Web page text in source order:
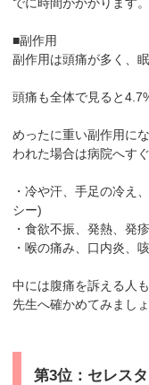
でに時間がかかります。
■副作用
副作用は頭痛が多く、
頭痛も全体で見ると
めったに重い副作用に
われた場合は病院へす
・冷や汗、手足の冷え
シー)
・食欲不振、発熱、発
・喉の痛み、口内炎、
中には腹痛を訴える人
先生へ確かめてみましょ
第3位：セレス